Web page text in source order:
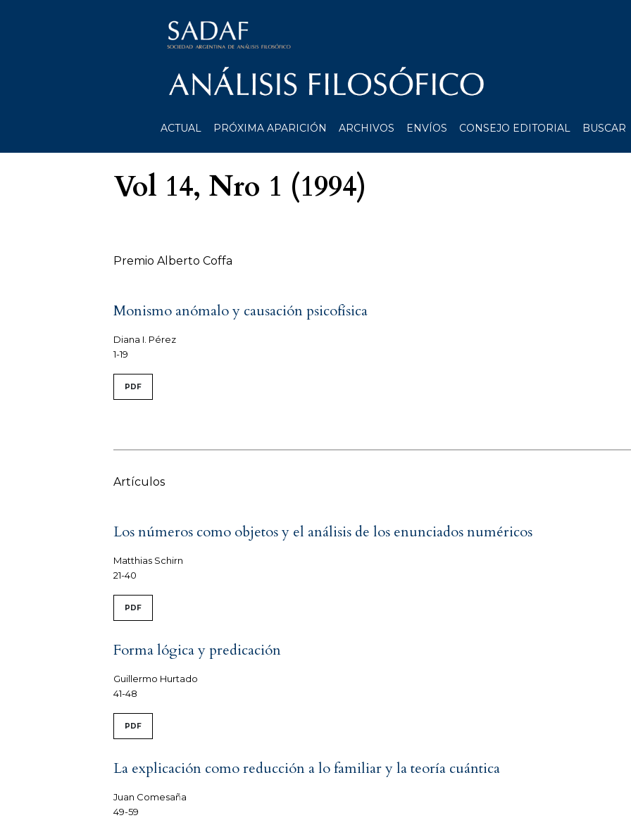
ACTUAL PRÓXIMA APARICIÓN ARCHIVOS ENVÍOS CONSEJO EDITORIAL BUSCAR
Vol 14, Nro 1 (1994)
Premio Alberto Coffa
Monismo anómalo y causación psicofísica
Diana I. Pérez
1-19
PDF
Artículos
Los números como objetos y el análisis de los enunciados numéricos
Matthias Schirn
21-40
PDF
Forma lógica y predicación
Guillermo Hurtado
41-48
PDF
La explicación como reducción a lo familiar y la teoría cuántica
Juan Comesaña
49-59